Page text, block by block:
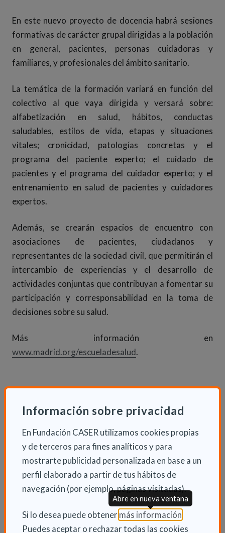
Información sobre privacidad
En Fundación CASER utilizamos cookies propias
y de terceros para fines analíticos y para
mostrarte publicidad personalizada en base a un
perfil elaborado a partir de tus hábitos de
navegación (por ejemplo, páginas visitadas).
Si lo desea puede obtener más información
Puedes aceptar o rechazar todas las cookies
Abre en nueva ventana
En este nuevo proyecto de docencia habrá sesiones
formativas de carácter grupal dirigidas a la población
en general, pacientes, personas cuidadoras y
familiares, y profesionales del ámbito sanitario.
La temática de la formación variará en función del
colectivo al que vaya dirigida y versará sobre:
alfabetización en salud, hábitos, conductas
saludables, estilos de vida, etapas y situaciones
vitales; cronicidad, patologías concretas y el
programa del paciente experto; el cuidado de
pacientes y el programa del cuidador experto; y el
entrenamiento en salud de pacientes y cuidadores
expertos.
Además, se crearán espacios de encuentro con
asociaciones de pacientes, ciudadanos y
representantes de la sociedad civil, que permitirán el
intercambio de experiencias y el desarrollo de
actividades conjuntas que contribuyan a fomentar su
participación y corresponsabilidad en la toma de
decisiones sobre su salud.
Más información en
www.madrid.org/escueladesalud.